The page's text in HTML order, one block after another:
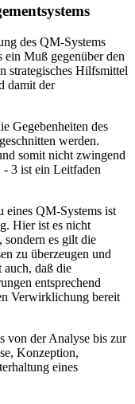
des QM-Systems
Muß gegenüber den
strategisches Hilfsmittel
damit der
Gegebenheiten des
werden.
somit nicht zwingend
3 ist ein Leitfaden
eines QM-Systems ist
Hier ist es nicht
sondern es gilt die
zu überzeugen und
daß die
entsprechend
Verwirklichung bereit
von der Analyse bis zur
Konzeption,
eines